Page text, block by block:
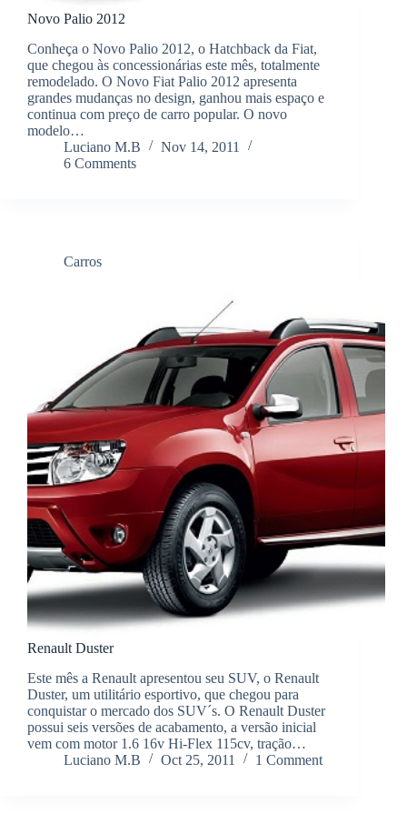
Novo Palio 2012
Conheça o Novo Palio 2012, o Hatchback da Fiat,
que chegou às concessionárias este mês, totalmente
remodelado. O Novo Fiat Palio 2012 apresenta
grandes mudanças no design, ganhou mais espaço e
continua com preço de carro popular. O novo
modelo…
Luciano M.B
Nov 14, 2011
6 Comments
Carros
Renault Duster
Este mês a Renault apresentou seu SUV, o Renault
Duster, um utilitário esportivo, que chegou para
conquistar o mercado dos SUV´s. O Renault Duster
possui seis versões de acabamento, a versão inicial
vem com motor 1.6 16v Hi-Flex 115cv, tração…
Luciano M.B
Oct 25, 2011 1 Comment